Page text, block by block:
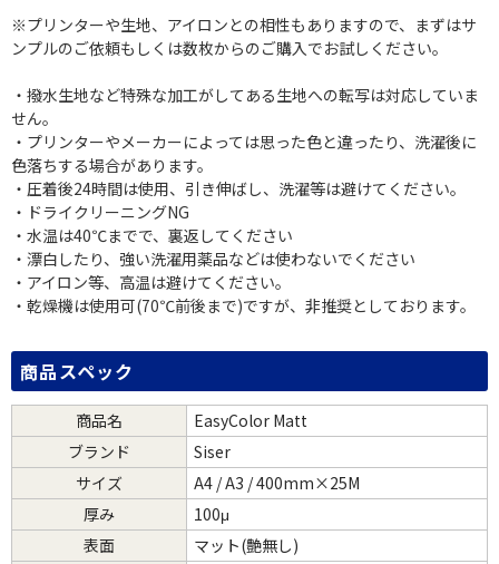
※プリンターや生地、アイロンとの相性もありますので、まずはサ
ンプルのご依頼もしくは数枚からのご購入でお試しください。
・撥水生地など特殊な加工がしてある生地への転写は対応していま
せん。
・プリンターやメーカーによっては思った色と違ったり、洗濯後に
色落ちする場合があります。
・圧着後24時間は使用、引き伸ばし、洗濯等は避けてください。
・ドライクリーニングNG
・水温は40℃までで、裏返してください
・漂白したり、強い洗濯用薬品などは使わないでください
・アイロン等、高温は避けてください。
・乾燥機は使用可(70℃前後まで)ですが、非推奨としております。
商品スペック
商品名
EasyColor Matt
ブランド
Siser
サイズ
A4 / A3 / 400mm×25M
厚み
100μ
表面
マット(艶無し)